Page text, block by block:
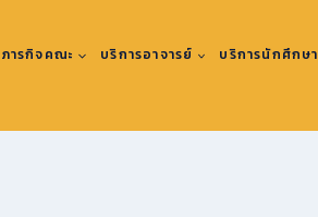
ภารกิจคณะ บริการอาจารย์ บริการนักศึกษา